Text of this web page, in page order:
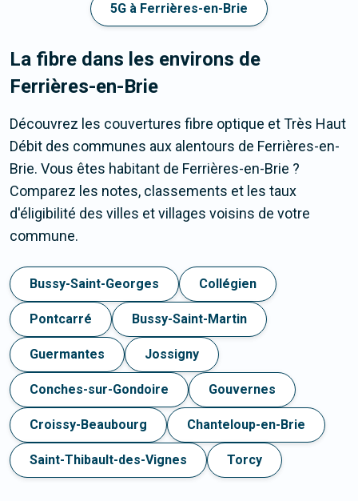
5G à Ferrières-en-Brie
La fibre dans les environs de
Ferrières-en-Brie
Découvrez les couvertures fibre optique et Très Haut
Débit des communes aux alentours de Ferrières-en-
Brie. Vous êtes habitant de Ferrières-en-Brie ?
Comparez les notes, classements et les taux
d'éligibilité des villes et villages voisins de votre
commune.
Bussy-Saint-Georges Collégien
Pontcarré Bussy-Saint-Martin
Guermantes Jossigny
Conches-sur-Gondoire Gouvernes
Croissy-Beaubourg Chanteloup-en-Brie
Saint-Thibault-des-Vignes Torcy